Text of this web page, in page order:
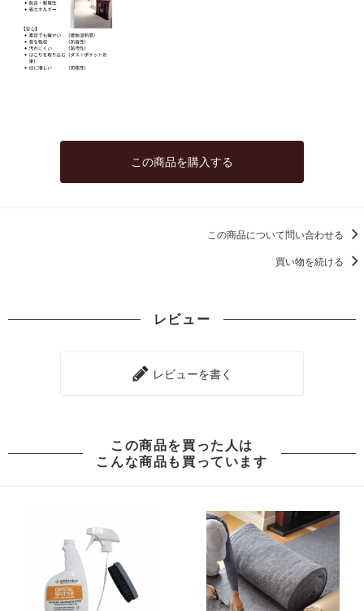
この商品を購入する
この商品について問い合わせる
買い物を続ける
レビュー
レビューを書く
この商品を買った人は
こんな商品も買っています